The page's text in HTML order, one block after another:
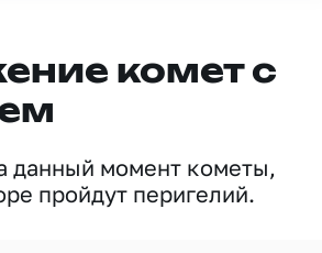
комет с
данный момент кометы,
пройдут перигелий.